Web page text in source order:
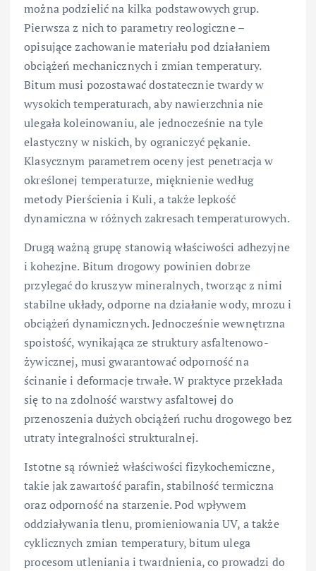
można podzielić na kilka podstawowych grup.
Pierwsza z nich to parametry reologiczne –
opisujące zachowanie materiału pod działaniem
obciążeń mechanicznych i zmian temperatury.
Bitum musi pozostawać dostatecznie twardy w
wysokich temperaturach, aby nawierzchnia nie
ulegała koleinowaniu, ale jednocześnie na tyle
elastyczny w niskich, by ograniczyć pękanie.
Klasycznym parametrem oceny jest penetracja w
określonej temperaturze, mięknienie według
metody Pierścienia i Kuli, a także lepkość
dynamiczna w różnych zakresach temperaturowych.
Drugą ważną grupę stanowią właściwości adhezyjne
i kohezjne. Bitum drogowy powinien dobrze
przylegać do kruszyw mineralnych, tworząc z nimi
stabilne układy, odporne na działanie wody, mrozu i
obciążeń dynamicznych. Jednocześnie wewnętrzna
spoistość, wynikająca ze struktury asfaltenowo-
żywicznej, musi gwarantować odporność na
ścinanie i deformacje trwałe. W praktyce przekłada
się to na zdolność warstwy asfaltowej do
przenoszenia dużych obciążeń ruchu drogowego bez
utraty integralności strukturalnej.
Istotne są również właściwości fizykochemiczne,
takie jak zawartość parafin, stabilność termiczna
oraz odporność na starzenie. Pod wpływem
oddziaływania tlenu, promieniowania UV, a także
cyklicznych zmian temperatury, bitum ulega
procesom utleniania i twardnienia, co prowadzi do